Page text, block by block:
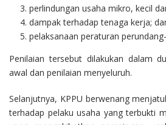
perlindungan usaha mikro, kecil
dampak terhadap tenaga kerja;
pelaksanaan peraturan
Penilaian tersebut dilakukan dalam
awal dan penilaian menyeluruh.
Selanjutnya, KPPU berwenang
terhadap pelaku usaha yang terbukti